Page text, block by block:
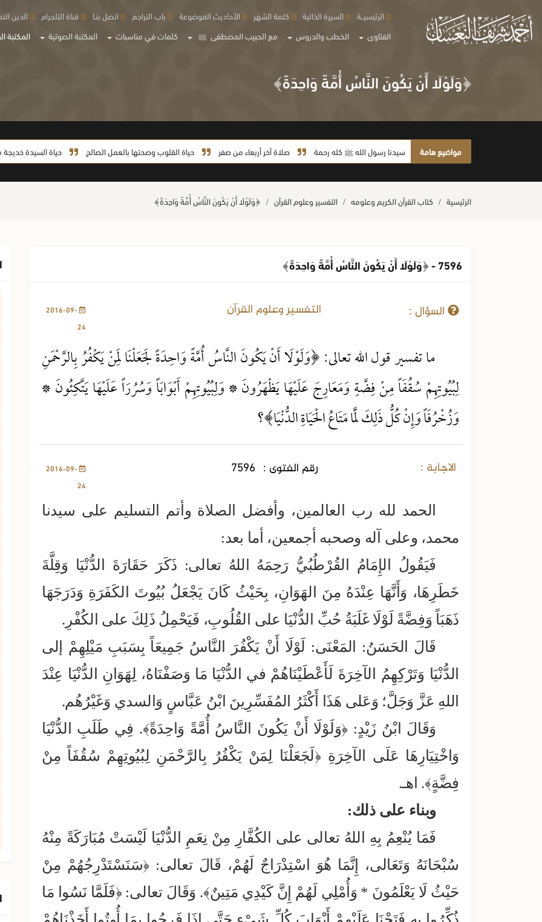
الفتاوى الخطب والدروس مع الحبيب المصطفى ﷺ كلمات في مناسبات المكتبة الصوتية المكتبة
الرئيسيــة السيرة الذاتية كلمة الشهر الأحاديث الموضوعة باب التراجم اتصل بنـا قناة التلجرام الدين
﴿وَلَوْلَا أَنْ يَكُونَ النَّاسُ أُمَّةً وَاحِدَةً﴾
مواضيع هامةسيدنا رسول الله ﷺ كله رحمة صلاة آخر أربعاء من صفر حياة القلوب وصحتها بالعمل الصالح حياة السيدة خديجة من الزواج
الرئيسية كتاب القرآن الكريم وعلومه التفسير وعلوم القرآن ﴿وَلَوْلَا أَنْ يَكُونَ النَّاسُ أُمَّةً وَاحِدَةً﴾
7596 - ﴿وَلَوْلَا أَنْ يَكُونَ النَّاسُ أُمَّةً وَاحِدَةً﴾
السؤال : التفسير وعلوم القرآن
2016-09-
24
ما تفسير قول الله تعالى: ﴿وَلَوْلَا أَنْ يَكُونَ النَّاسُ أُمَّةً وَاحِدَةً لَجَعَلْنَا لِمَنْ يَكْفُرُ بِالرَّحْمَنِ
لِبُيُوتِهِمْ سُقُفَاً مِنْ فِضَّةٍ وَمَعَارِجَ عَلَيْهَا يَظْهَرُونَ * وَلِبُيُوتِهِمْ أَبْوَابَاً وَسُرُرَاً عَلَيْهَا يَتَّكِئُونَ *
وَزُخْرُفَاً وَإِنْ كُلُّ ذَلِكَ لَمَّا مَتَاعُ الْحَيَاةِ الدُّنْيَا﴾؟
الاجابة : رقم الفتوى : 7596
2016-09-
24
الحمد لله رب العالمين، وأفضل الصلاة وأتم التسليم على سيدنا
محمد، وعلى آله وصحبه أجمعين، أما بعد:
فَيَقُولُ الإِمَامُ القُرْطُبُيُّ رَحِمَهُ اللهُ تعالى: ذَكَرَ حَقَارَةَ الدُّنْيَا وَقِلَّةَ
خَطَرِهَا، وَأَنَّهَا عِنْدَهُ مِنَ الهَوَانِ، بِحَيْثُ كَانَ يَجْعَلُ بُيُوتَ الكَفَرَةِ وَدَرَجَهَا
ذَهَبَاً وَفِضَّةً لَوْلَا غَلَبَةُ حُبِّ الدُّنْيَا على القُلُوبِ، فَيَحْمِلُ ذَلِكَ على الكُفْرِ.
قَالَ الحَسَنُ: المَعْنَى: لَوْلَا أَنْ يَكْفُرَ النَّاسُ جَمِيعَاً بِسَبَبِ مَيْلِهِمْ إلى
الدُّنْيَا وَتَرْكِهِمُ الآخِرَةَ لَأَعْطَيْنَاهُمْ في الدُّنْيَا مَا وَصَفْنَاهُ، لِهَوَانِ الدُّنْيَا عِنْدَ
اللهِ عَزَّ وَجَلَّ؛ وَعَلى هَذَا أَكْثَرُ المُفَسِّرِينَ ابْنُ عَبَّاسٍ وَالسدي وَغَيْرُهُم.
وَقَالَ ابْنُ زَيْدٍ: ﴿وَلَوْلَا أَنْ يَكُونَ النَّاسُ أُمَّةً وَاحِدَةً﴾. فِي طَلَبِ الدُّنْيَا
وَاخْتِيَارِهَا عَلَى الآخِرَةِ ﴿لَجَعَلْنَا لِمَنْ يَكْفُرُ بِالرَّحْمَنِ لِبُيُوتِهِمْ سُقُفَاً مِنْ
فِضَّةٍ﴾. اهـ.
وبناء على ذلك:
فَمَا يُنْعِمُ بِهِ اللهُ تعالى على الكُفَّارِ مِنْ نِعَمِ الدُّنْيَا لَيْسَتْ مُبَارَكَةً مِنْهُ
سُبْحَانَهُ وَتَعَالى، إِنَّمَا هُوَ اسْتِدْرَاجٌ لَهُمْ، قَالَ تعالى: ﴿سَنَسْتَدْرِجُهُمْ مِنْ
حَيْثُ لَا يَعْلَمُونَ * وَأُمْلِي لَهُمْ إِنَّ كَيْدِي مَتِينٌ﴾. وَقَالَ تعالى: ﴿فَلَمَّا نَسُوا مَا